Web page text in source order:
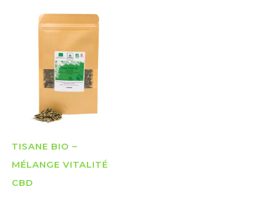
TISANE BIO –
MÉLANGE VITALITÉ
CBD